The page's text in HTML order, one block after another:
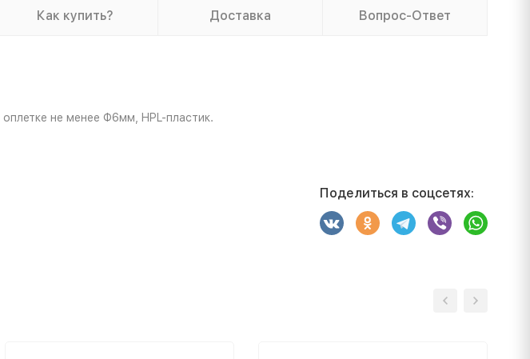
Как купить? Доставка Вопрос-Ответ
не менее Ф6мм, HPL-пластик.
Поделиться в соцсетях: